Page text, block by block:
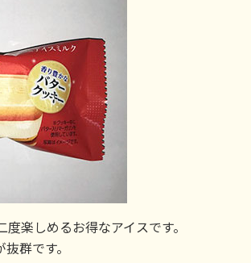
楽しめるお得なアイスです。
群です。